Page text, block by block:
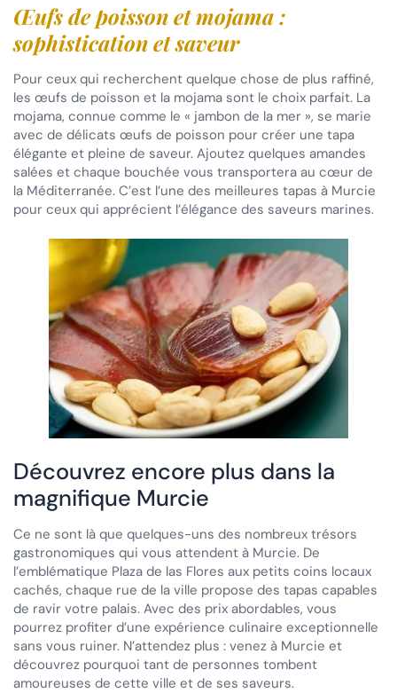
Œufs de poisson et mojama :
sophistication et saveur
Pour ceux qui recherchent quelque chose de plus raffiné,
les œufs de poisson et la mojama sont le choix parfait. La
mojama, connue comme le « jambon de la mer », se marie
avec de délicats œufs de poisson pour créer une tapa
élégante et pleine de saveur. Ajoutez quelques amandes
salées et chaque bouchée vous transportera au cœur de
la Méditerranée. C’est l’une des meilleures tapas à Murcie
pour ceux qui apprécient l’élégance des saveurs marines.
Découvrez encore plus dans la
magnifique Murcie
Ce ne sont là que quelques-uns des nombreux trésors
gastronomiques qui vous attendent à Murcie. De
l’emblématique Plaza de las Flores aux petits coins locaux
cachés, chaque rue de la ville propose des tapas capables
de ravir votre palais. Avec des prix abordables, vous
pourrez profiter d’une expérience culinaire exceptionnelle
sans vous ruiner. N’attendez plus : venez à Murcie et
découvrez pourquoi tant de personnes tombent
amoureuses de cette ville et de ses saveurs.